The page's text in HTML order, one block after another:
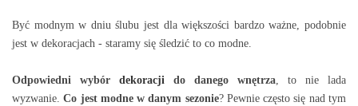
Być modnym w dniu ślubu jest dla większości bardzo ważne, podobnie
jest w dekoracjach - staramy się śledzić to co modne.
Odpowiedni wybór dekoracji do danego wnętrza, to nie lada
wyzwanie.Co jest modne w danym sezonie?Pewnie często się nad tym